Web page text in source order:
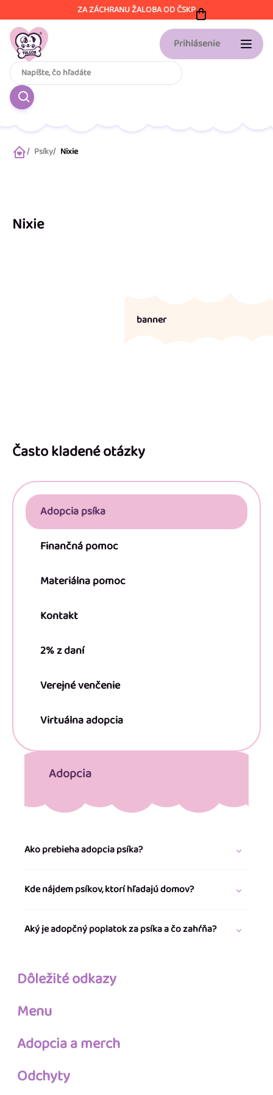
na
obsah
ZA ZÁCHRANU ŽALOBA OD ČSKP
Prihlásenie
DomovPsíky Nixie
Nixie
banner
Často kladené otázky
Adopcia psíka
Finančná pomoc
Materiálna pomoc
Kontakt
2% z daní
Verejné venčenie
Virtuálna adopcia
Adopcia
Ako prebieha adopcia psíka?
Kde nájdem psíkov, ktorí hľadajú domov?
Aký je adopčný poplatok za psíka a čo zahŕňa?
Dôležité odkazy
Menu
Adopcia a merch
Odchyty